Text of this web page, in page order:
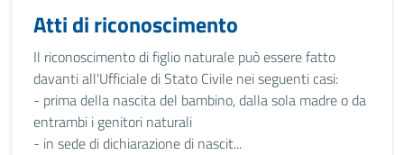
Atti di riconoscimento
Il riconoscimento di figlio naturale può essere fatto
davanti all'Ufficiale di Stato Civile nei seguenti casi:
- prima della nascita del bambino, dalla sola madre o da
entrambi i genitori naturali
- in sede di dichiarazione di nascit...